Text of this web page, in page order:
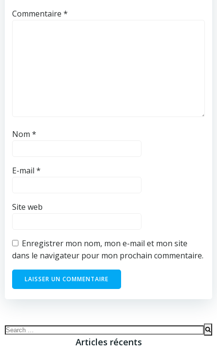
Commentaire *
Nom *
E-mail *
Site web
Enregistrer mon nom, mon e-mail et mon site
dans le navigateur pour mon prochain commentaire.
Alternative:
Alternative:
Search
Articles récents